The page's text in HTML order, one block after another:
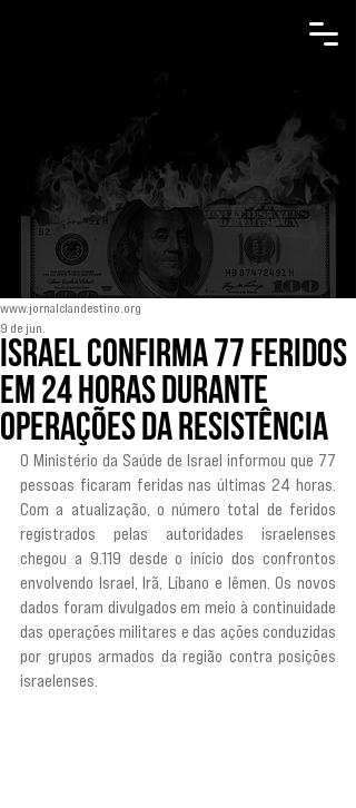
Israel confirma 77 feridos
em 24 horas durante
operações da Resistência
www.jornalclandestino.org
9 de jun.
O Ministério da Saúde de Israel informou que 77
pessoas ficaram feridas nas últimas 24 horas.
Com a atualização, o número total de feridos
registrados pelas autoridades israelenses
chegou a 9.119 desde o início dos confrontos
envolvendo Israel, Irã, Líbano e Iêmen. Os novos
dados foram divulgados em meio à continuidade
das operações militares e das ações conduzidas
por grupos armados da região contra posições
israelenses.